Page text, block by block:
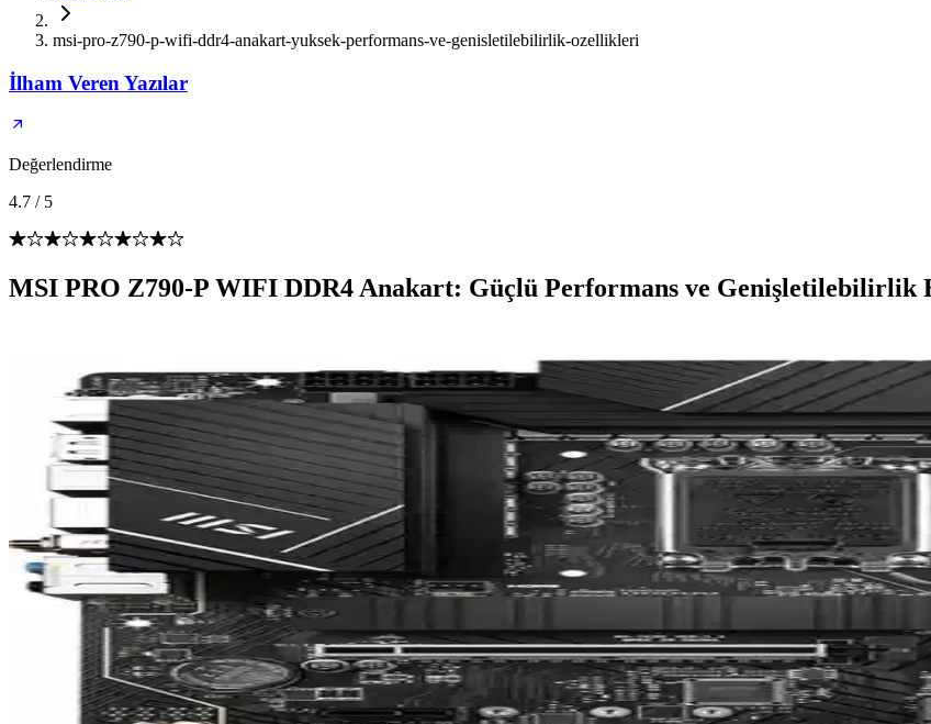
msi-pro-z790-p-wifi-ddr4-anakart-yuksek-performans-ve-genisletilebilirlik-ozellikleri
İlham Veren Yazılar
Değerlendirme
4.7 / 5
MSI PRO Z790-P WIFI DDR4 Anakart: Güçlü Performans ve Genişletilebilirlik